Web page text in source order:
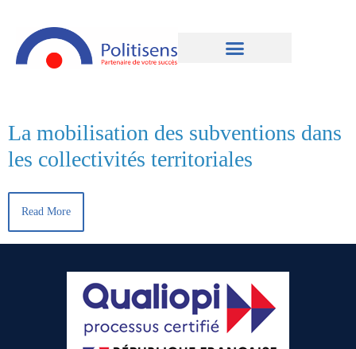
La mobilisation des subventions dans
les collectivités territoriales
Read More